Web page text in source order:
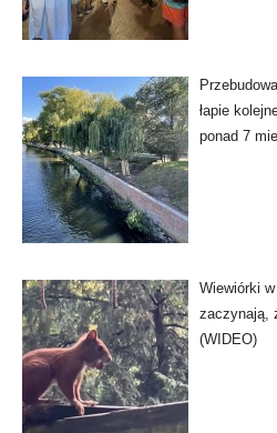
łapie
ponad 7
Wiewiórki
zaczynają,
(WIDEO)